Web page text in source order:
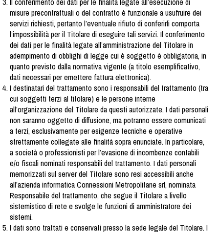
misure precontrattuali o del contratto è funzionale a usufruire dei
servizi richiesti, pertanto l’eventuale rifiuto di conferirli comporta
l’impossibilità per il Titolare di eseguire tali servizi. Il conferimento
dei dati per le finalità legate all’amministrazione del Titolare in
adempimento di obblighi di legge cui è soggetto è obbligatoria, in
quanto previsto dalla normativa vigente (a titolo esemplificativo,
dati necessari per emettere fattura elettronica).
I destinatari del trattamento sono i responsabili del trattamento (tra
cui soggetti terzi al titolare) e le persone interne
all’organizzazione del Titolare da questi autorizzate. I dati personali
non saranno oggetto di diffusione, ma potranno essere comunicati
a terzi, esclusivamente per esigenze tecniche e operative
strettamente collegate alle finalità sopra enunciate. In particolare,
a società o professionisti per l’evasione di incombenze contabili
e/o fiscali nominati responsabili del trattamento. I dati personali
memorizzati sul server del Titolare sono resi accessibili anche
all’azienda informatica Connessioni Metropolitane srl, nominata
Responsabile del trattamento, che segue il Titolare a livello
sistemistico di rete e svolge le funzioni di amministratore dei
sistemi.
I dati sono trattati e conservati presso la sede legale del Titolare. I